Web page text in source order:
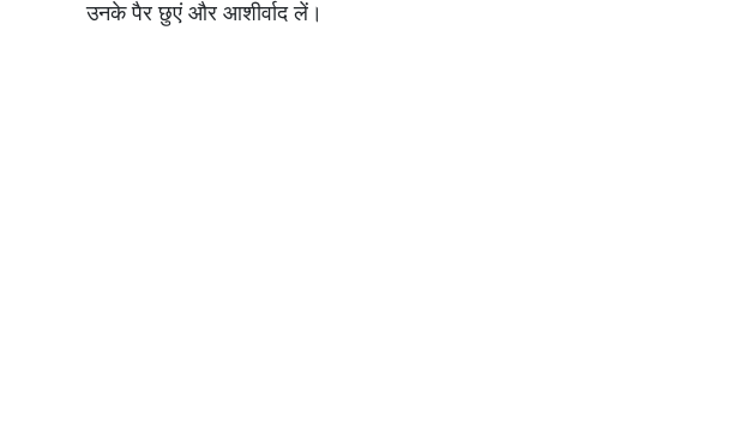
उनके पैर छुएं और आशीर्वाद लें।